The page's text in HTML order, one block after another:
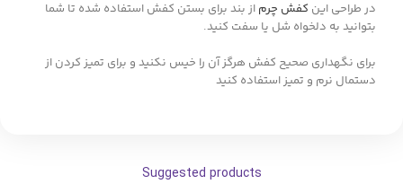
در طراحی این کفش چرم از بند برای بستن کفش استفاده شده تا شما
بتوانید به دلخواه شل یا سفت کنید.
برای نگهداری صحیح کفش هرگز آن را خیس نکنید و برای تمیز کردن از
دستمال نرم و تمیز استفاده کنید
Suggested products